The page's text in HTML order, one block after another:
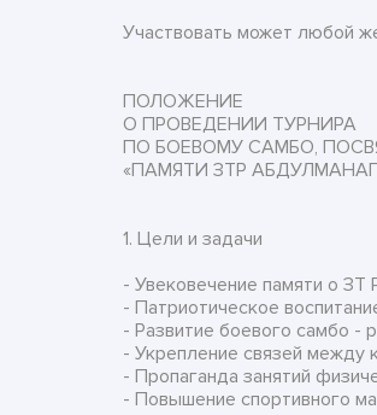
Участвовать может любой
ПОЛОЖЕНИЕ
О ПРОВЕДЕНИИ ТУРНИРА
ПО БОЕВОМУ САМБО,
«ПАМЯТИ ЗТР
1. Цели и задачи
- Увековечение памяти о
- Патриотическое
- Развитие боевого самбо -
- Укрепление связей между
- Пропаганда занятий
- Повышение спортивного